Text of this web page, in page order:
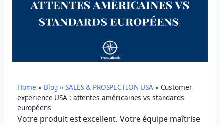
Home » Blog» SALES & PROSPECTION USA» Customer
experience USA : attentes américaines vs standards
européens
Votre produit est excellent. Votre équipe maîtrise